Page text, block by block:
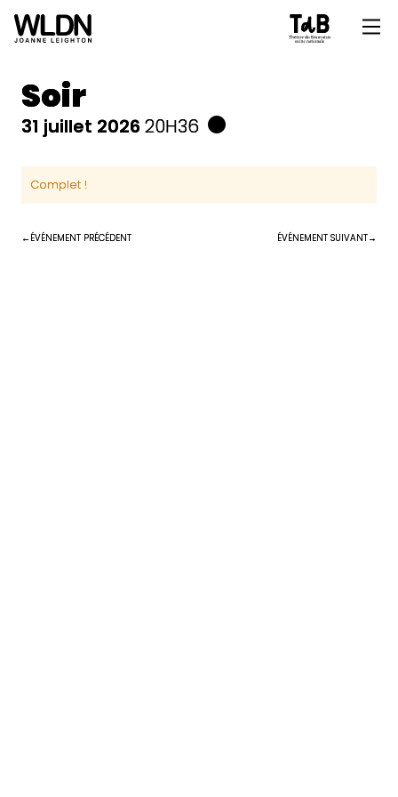
Soir
31 juillet 2026 20H36
Complet !
ÉVÉNEMENT PRÉCÉDENT ÉVÉNEMENT SUIVANT